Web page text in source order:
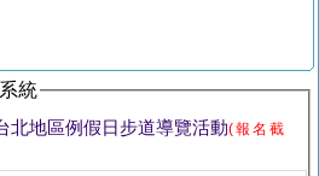
統
北地區例假日步道導覽活動(報名截